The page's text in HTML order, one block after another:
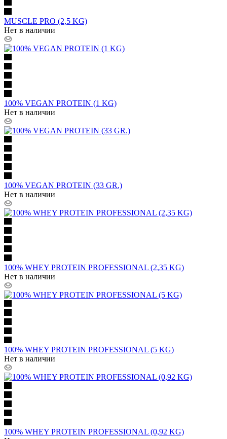
MUSCLE PRO (2,5 KG)
Нет в наличии
100% VEGAN PROTEIN (1 KG)
Нет в наличии
100% VEGAN PROTEIN (33 GR.)
Нет в наличии
100% WHEY PROTEIN PROFESSIONAL (2,35 KG)
Нет в наличии
100% WHEY PROTEIN PROFESSIONAL (5 KG)
Нет в наличии
100% WHEY PROTEIN PROFESSIONAL (0,92 KG)